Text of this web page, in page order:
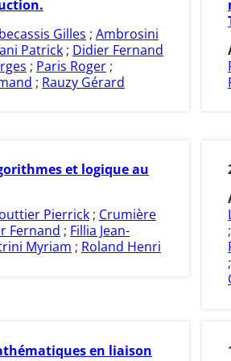
Gilles ; Ambrosini
Patrick ; Didier Fernand
; Paris Roger ;
; Rauzy Gérard
et logique au
Pierrick; Crumière
Fernand ; Fillia Jean-
Myriam ; Roland Henri
;
;
en liaison